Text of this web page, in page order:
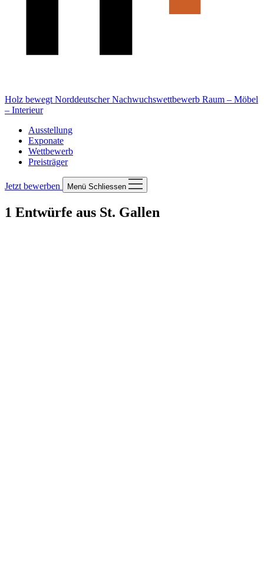
Holz bewegt Norddeutscher Nachwuchswettbewerb Raum – Möbel
– Interieur
Ausstellung
Exponate
Wettbewerb
Preisträger
Jetzt bewerben Menü Schliessen
1 Entwürfe aus St. Gallen